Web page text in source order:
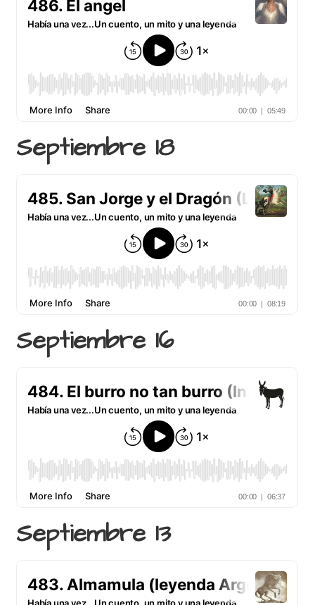
Septiembre 18
Septiembre 16
Septiembre 13